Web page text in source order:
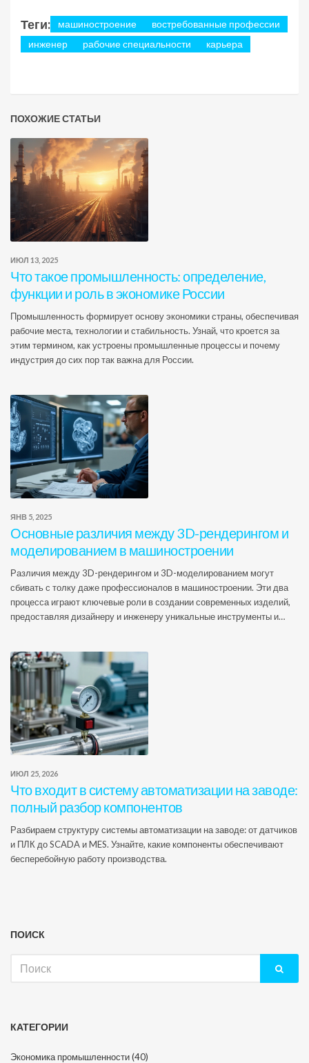
Теги: машиностроение
востребованные профессии
инженер
рабочие специальности карьера
ПОХОЖИЕ СТАТЬИ
ИЮЛ 13, 2025
Что такое промышленность: определение,
функции и роль в экономике России
Промышленность формирует основу экономики страны, обеспечивая
рабочие места, технологии и стабильность. Узнай, что кроется за
этим термином, как устроены промышленные процессы и почему
индустрия до сих пор так важна для России.
ЯНВ 5, 2025
Основные различия между 3D-рендерингом и
моделированием в машиностроении
Различия между 3D-рендерингом и 3D-моделированием могут
сбивать с толку даже профессионалов в машиностроении. Эти два
процесса играют ключевые роли в создании современных изделий,
предоставляя дизайнеру и инженеру уникальные инструменты и
добавляя реалистичные текстуры и тени. Понимание этих различий
помогает оптимизировать процесс проектирования и производства.
ИЮЛ 25, 2026
Что входит в систему автоматизации на заводе:
полный разбор компонентов
Разбираем структуру системы автоматизации на заводе: от датчиков
и ПЛК до SCADA и MES. Узнайте, какие компоненты обеспечивают
бесперебойную работу производства.
ПОИСК
КАТЕГОРИИ
Экономика промышленности(40)